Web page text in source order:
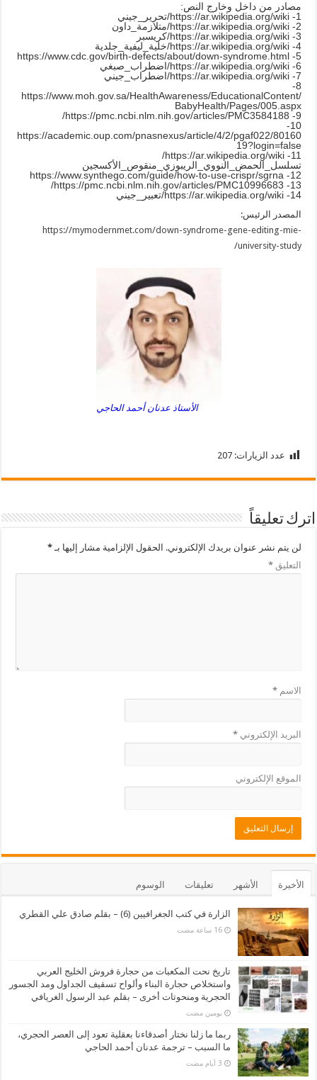
مصادر من داخل وخارج النص:
1- https://ar.wikipedia.org/wiki/تحرير_جيني
2- https://ar.wikipedia.org/wiki/متلازمة_داون
3- https://ar.wikipedia.org/wiki/كريسبر
4- https://ar.wikipedia.org/wiki/خلية_ليفية_جلدية
5- https://www.cdc.gov/birth-defects/about/down-syndrome.html
6- https://ar.wikipedia.org/wiki/اضطراب_صبغي
7- https://ar.wikipedia.org/wiki/اضطراب_جيني
8-
https://www.moh.gov.sa/HealthAwareness/EducationalContent/
BabyHealth/Pages/005.aspx
9- https://pmc.ncbi.nlm.nih.gov/articles/PMC3584188/
10-
https://academic.oup.com/pnasnexus/article/4/2/pgaf022/80160
19?login=false
11- https://ar.wikipedia.org/wiki/
تسلسل_الحمض_النووي_الريبوزي_منقوص_الأكسجين
12- https://www.synthego.com/guide/how-to-use-crispr/sgrna
13- https://pmc.ncbi.nlm.nih.gov/articles/PMC10996683/
14- https://ar.wikipedia.org/wiki/تعبير_جيني
المصدر الرئيس:
https://mymodernmet.com/down-syndrome-gene-editing-mie-
university-study/
الأستاذ عدنان أحمد الحاجي
عدد الزيارات: 207
اترك تعليقاً
لن يتم نشر عنوان بريدك الإلكتروني. الحقول الإلزامية مشار إليها بـ*
التعليق*
الاسم*
البريد الإلكتروني*
الموقع الإلكتروني
الأخيرة الأشهر تعليقات الوسوم
الزارة في كتب الجغرافيين (6) – بقلم صادق علي القطري
‏16 ساعة مضت
تاريخ نحت المكعبات من حجارة فروش الخليج العربي
واستخلاص حجارة البناء وألواح تسقيف الجداول ومد الجسور
الحجرية ومنحوتات أخرى – بقلم عبد الرسول الغريافي
‏يومين مضت
ربما ما زلنا نختار أصدقاءنا بعقلية تعود إلى العصر الحجري،
ما السبب – ترجمة عدنان أحمد الحاجي